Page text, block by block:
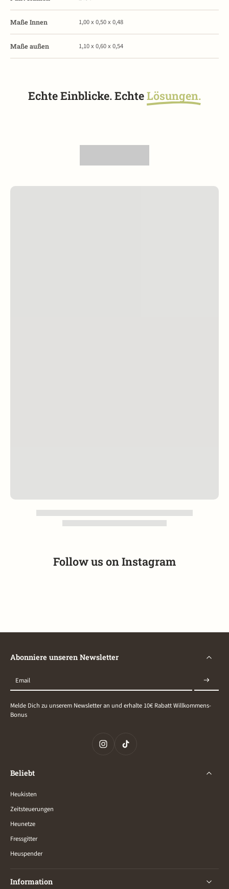
Maße Innen 1,00 x 0,50 x 0,48
Maße außen 1,10 x 0,60 x 0,54
Echte Einblicke. EchteLösungen.
Follow us onInstagram
Abonniere unseren Newsletter
Email
Melde Dich zu unserem Newsletter an und erhalte 10€ Rabatt Willkommens-
Bonus
Beliebt
Heukisten
Zeitsteuerungen
Heunetze
Fressgitter
Heuspender
Information